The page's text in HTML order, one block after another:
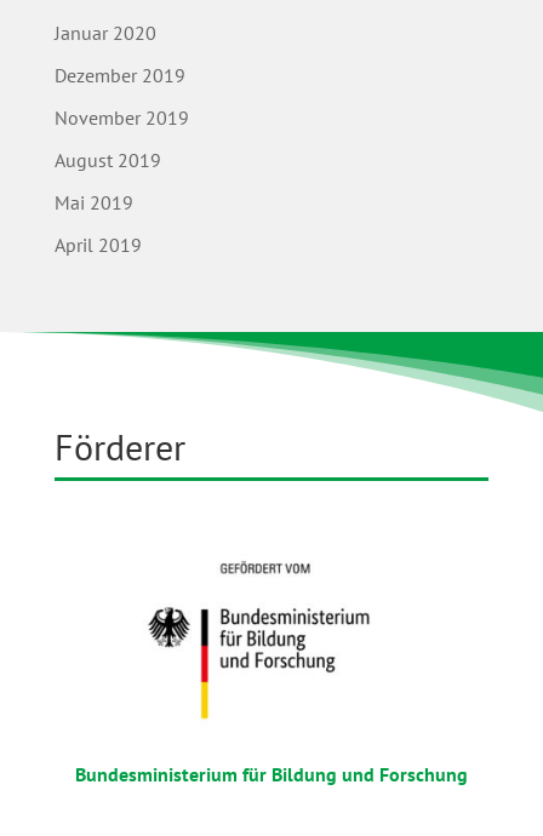
Januar 2020
Dezember 2019
November 2019
August 2019
Mai 2019
April 2019
Förderer
Bundesministerium für Bildung und Forschung